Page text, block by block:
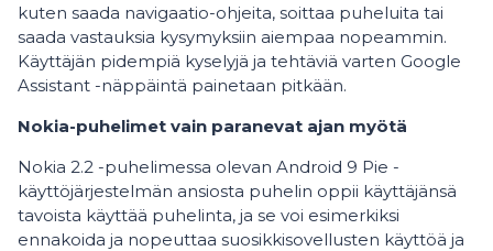
kuten saada navigaatio-ohjeita, soittaa puheluita tai
saada vastauksia kysymyksiin aiempaa nopeammin.
Käyttäjän pidempiä kyselyjä ja tehtäviä varten Google
Assistant -näppäintä painetaan pitkään.
Nokia-puhelimet vain paranevat ajan myötä
Nokia 2.2 -puhelimessa olevan Android 9 Pie -
käyttöjärjestelmän ansiosta puhelin oppii käyttäjänsä
tavoista käyttää puhelinta, ja se voi esimerkiksi
ennakoida ja nopeuttaa suosikkisovellusten käyttöä ja